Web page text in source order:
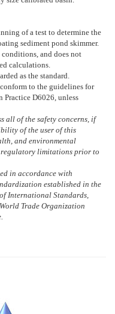
of a test to determine the
sediment pond skimmer.
and does not
calculations.
as the standard.
to the guidelines for
Practice D6026 , unless
all of the safety concerns, if
of the user of this
and environmental
limitations prior to
in accordance with
established in the
International Standards,
Trade Organization